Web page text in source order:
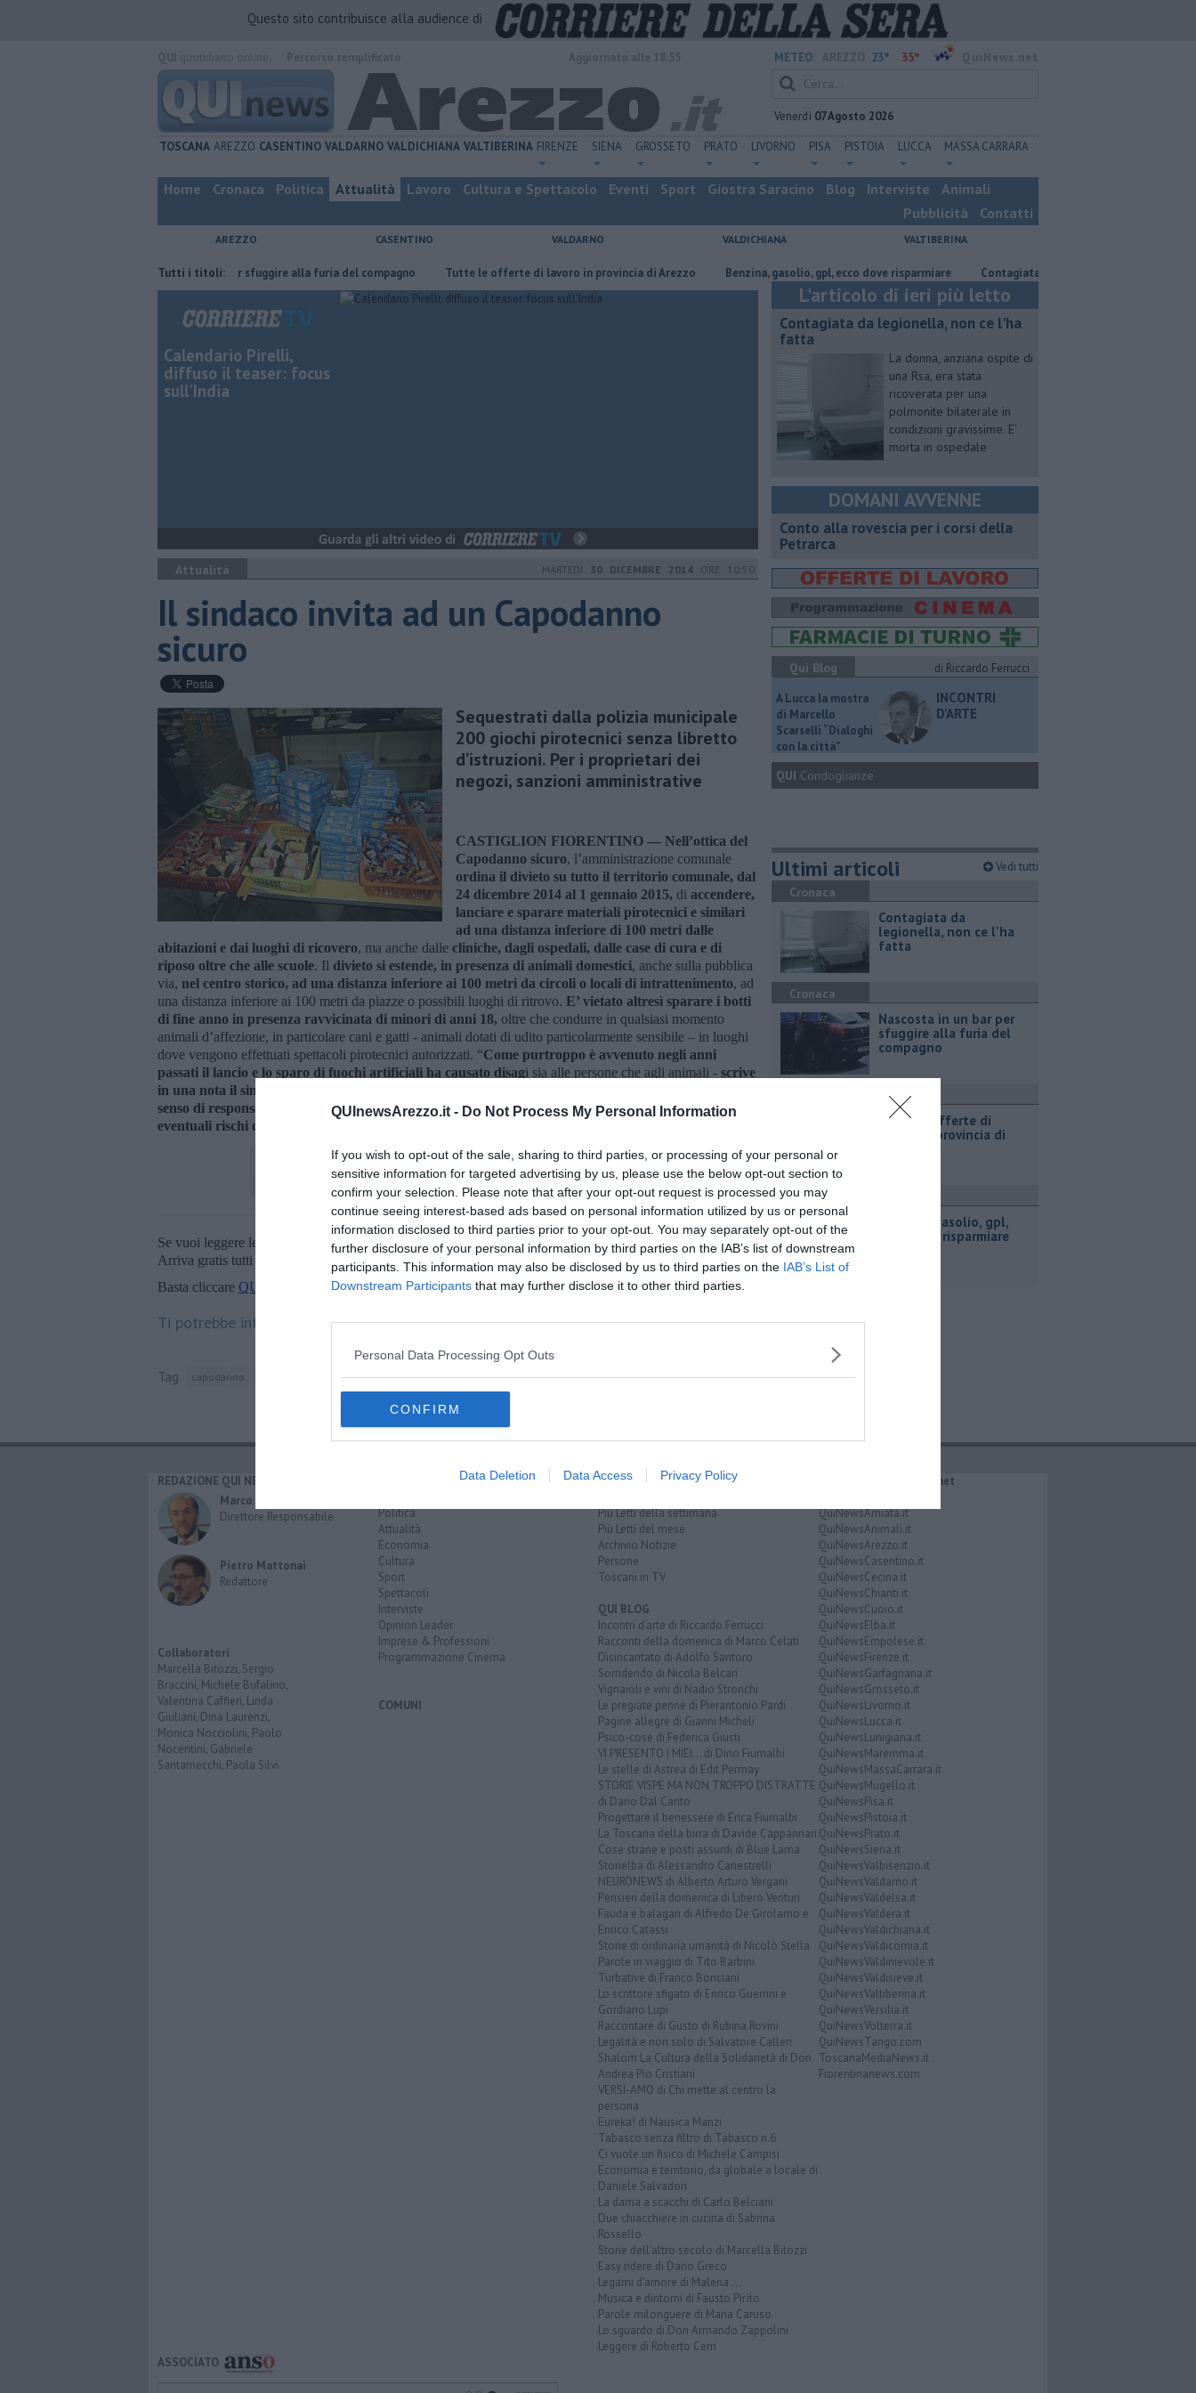
QUInewsArezzo.it - Do Not Process My Personal Information
If you wish to opt-out of the sale, sharing to third parties, or processing of your personal or
sensitive information for targeted advertising by us, please use the below opt-out section to
confirm your selection. Please note that after your opt-out request is processed you may
continue seeing interest-based ads based on personal information utilized by us or personal
information disclosed to third parties prior to your opt-out. You may separately opt-out of the
further disclosure of your personal information by third parties on the IAB’s list of downstream
participants. This information may also be disclosed by us to third parties on the IAB’s List of
Downstream Participants that may further disclose it to other third parties.
Personal Data Processing Opt Outs
CONFIRM
Data Deletion Data Access Privacy Policy
Questo sito contribuisce alla audience di
METEO: 23° 35°
Venerdì 07 Agosto 2026
TOSCANA AREZZO CASENTINO VALDARNO VALDICHIANA VALTIBERINA FIRENZE SIENA GROSSETO PRATO LIVORNO PISA PISTOIA LUCCA MASSA CARRARA
Home Cronaca Politica Attualità Lavoro Cultura e Spettacolo Eventi Sport Giostra Saracino Blog Interviste
Animali
Pubblicità
Contatti
AREZZO CASENTINO VALDARNO VALDICHIANA VALTIBERINA
Tutti i titoli:
Nascosta in un bar per sfuggire alla furia del compagno ​Tutte le offerte di lavoro in provincia di Arezzo ​Benzina, gasolio, gpl, ecco dove risparmiare Contagiata da legionella, non ce l'ha fatta
Calendario Pirelli,
diffuso il teaser: focus
sull'India
Attualità MARTEDÌ 30 DICEMBRE 2014 ORE 10:50
Il sindaco invita ad un Capodanno
sicuro
Sequestrati dalla polizia municipale
200 giochi pirotecnici senza libretto
d’istruzioni. Per i proprietari dei
negozi, sanzioni amministrative
CASTIGLION FIORENTINO — Nell’ottica del
Capodanno sicuro, l’amministrazione comunale
ordina il divieto su tutto il territorio comunale, dal
24 dicembre 2014 al 1 gennaio 2015, di accendere,
lanciare e sparare materiali pirotecnici e similari
ad una distanza inferiore di 100 metri dalle
abitazioni e dai luoghi di ricovero, ma anche dalle cliniche, dagli ospedali, dalle case di cura e di
riposo oltre che alle scuole. Il divieto si estende, in presenza di animali domestici, anche sulla pubblica
via, nel centro storico, ad una distanza inferiore ai 100 metri da circoli o locali di intrattenimento, ad
una distanza inferiore ai 100 metri da piazze o possibili luoghi di ritrovo. E’ vietato altresì sparare i botti
di fine anno in presenza ravvicinata di minori di anni 18, oltre che condurre in qualsiasi momento
animali d’affezione, in particolare cani e gatti - animali dotati di udito particolarmente sensibile – in luoghi
dove vengono effettuati spettacoli pirotecnici autorizzati. “Come purtroppo è avvenuto negli anni
passati il lancio e lo sparo di fuochi artificiali ha causato disagi sia alle persone che agli animali - scrive
in una nota il sindaco Mario Agnelli
senso di responsabilità individualee alla sensibilità collettiva,al fine di limitare al massimo gli
eventuali rischi che potrebbero sorgere con lo scoppio di botti e mortaretti
Se vuoi leggere le notizie principali della Toscana iscriviti alla
Newsletter QUInews - ToscanaMedia.
Arriva gratis tutti i giorni alle 20:00 direttamente nella tua casella di posta.
Basta cliccare QUI
Ti potrebbe interessare anche:
Tag capodanno castiglion fiorentino polizia municipale fuochi d'artificio
L'articolo di ieri più letto
Contagiata da legionella, non ce l'ha
fatta
La donna, anziana ospite di
una Rsa, era stata
ricoverata per una
polmonite bilaterale in
condizioni gravissime. E'
morta in ospedale
DOMANI AVVENNE
​Conto alla rovescia per i corsi della
Petrarca
Qui Blog
di Riccardo Ferrucci
A Lucca la mostra
di Marcello
Scarselli “Dialoghi
con la città"
INCONTRI
D'ARTE
QUI Condoglianze
Ultimi articoli Vedi tutti
Cronaca
Contagiata da
legionella, non ce l'ha
fatta
Cronaca
Nascosta in un bar per
sfuggire alla furia del
compagno
​Tutte le offerte di
lavoro in provincia di
Attualità
​Benzina, gasolio, gpl,
ecco dove risparmiare
REDAZIONE QUI NEWS
Marco Migli
Direttore Responsabile
Pietro Mattonai
Redattore
Collaboratori
Marcella Bitozzi, Sergio
Braccini, Michele Bufalino,
Valentina Caffieri, Linda
Giuliani, Dina Laurenzi,
Monica Nocciolini, Paolo
Nocentini, Gabriele
Santarnecchi, Paola Silvi.
Politica
Attualità
Economia
Cultura
Sport
Spettacoli
Interviste
Opinion Leader
Imprese & Professioni
Programmazione Cinema
COMUNI
RUBRICHE
Più Letti della settimana
Più Letti del mese
Archivio Notizie
Persone
Toscani in TV
QUI BLOG
Incontri d'arte di Riccardo Ferrucci
Racconti della domenica di Marco Celati
Disincantato di Adolfo Santoro
Sorridendo di Nicola Belcari
Vignaioli e vini di Nadio Stronchi
Le pregiate penne di Pierantonio Pardi
Pagine allegre di Gianni Micheli
Psico-cose di Federica Giusti
VI PRESENTO I MIEI... di Dino Fiumalbi
Le stelle di Astrea di Edit Permay
STORIE VISPE MA NON TROPPO DISTRATTE
di Dario Dal Canto
Progettare il benessere di Erica Fiumalbi
La Toscana della birra di Davide Cappannari
Cose strane e posti assurdi di Blue Lama
Storielba di Alessandro Canestrelli
NEURONEWS di Alberto Arturo Vergani
Pensieri della domenica di Libero Venturi
Fauda e balagan di Alfredo De Girolamo e
Enrico Catassi
Storie di ordinaria umanità di Nicolò Stella
Parole in viaggio di Tito Barbini
Turbative di Franco Bonciani
Lo scrittore sfigato di Enrico Guerrini e
Gordiano Lupi
Raccontare di Gusto di Rubina Rovini
Legalità e non solo di Salvatore Calleri
Shalom La Cultura della Solidarietà di Don
Andrea Pio Cristiani
VERSI-AMO di Chi mette al centro la
persona
Eureka! di Nausica Manzi
Tabasco senza filtro di Tabasco n.6
Ci vuole un fisico di Michele Campisi
Economia e territorio, da globale a locale di
Daniele Salvadori
La dama a scacchi di Carlo Belciani
Due chiacchiere in cucina di Sabrina
Rossello
Storie dell'altro secolo di Marcella Bitozzi
Easy ridere di Dario Greco
Legami d'amore di Malena ...
Musica e dintorni di Fausto Pirìto
Parole milonguere di Maria Caruso
Lo sguardo di Don Armando Zappolini
Leggere di Roberto Cerri
IL NETWORK QuiNews.net
QuiNewsAmiata.it
QuiNewsAnimali.it
QuiNewsArezzo.it
QuiNewsCasentino.it
QuiNewsCecina.it
QuiNewsChianti.it
QuiNewsCuoio.it
QuiNewsElba.it
QuiNewsEmpolese.it
QuiNewsFirenze.it
QuiNewsGarfagnana.it
QuiNewsGrosseto.it
QuiNewsLivorno.it
QuiNewsLucca.it
QuiNewsLunigiana.it
QuiNewsMaremma.it
QuiNewsMassaCarrara.it
QuiNewsMugello.it
QuiNewsPisa.it
QuiNewsPistoia.it
QuiNewsPrato.it
QuiNewsSiena.it
QuiNewsValbisenzio.it
QuiNewsValdarno.it
QuiNewsValdelsa.it
QuiNewsValdera.it
QuiNewsValdichiana.it
QuiNewsValdicornia.it
QuiNewsValdinievole.it
QuiNewsValdisieve.it
QuiNewsValtiberina.it
QuiNewsVersilia.it
QuiNewsVolterra.it
QuiNewsTango.com
ToscanaMediaNews.it
Fiorentinanews.com
ASSOCIATO